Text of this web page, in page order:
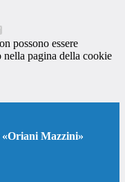
possono essere
pagina della cookie
Mazzini»